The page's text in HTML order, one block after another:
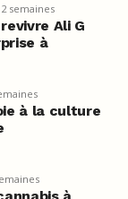
semaines
Ali G
à
à la culture